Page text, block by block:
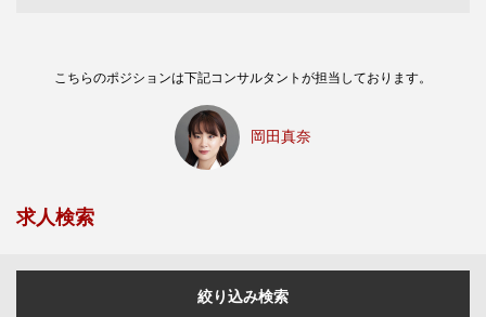
こちらのポジションは下記コンサルタントが担当しております。
岡田真奈
求人検索
絞り込み検索